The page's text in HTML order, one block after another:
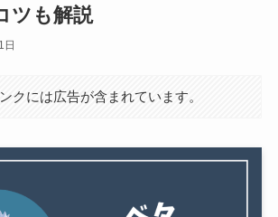
ツも解説
日
クには広告が含まれています。